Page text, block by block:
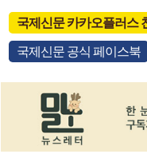
국제신문 카카오플러스
국제신문 공식 페이스북